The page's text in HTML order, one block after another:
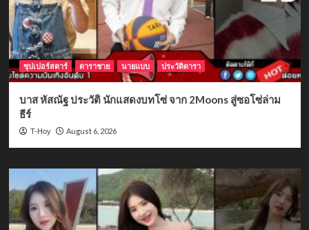
ซุปเปอร์สตาร์ ดาราชาย นายแบบ ประวัติดารา
บาส หัสณัฐ ประวัติ นักแสดงบทโซ่ จาก 2Moons สู่ซอโซ่ล่าม
ธีร์
T-Hoy August 6, 2026